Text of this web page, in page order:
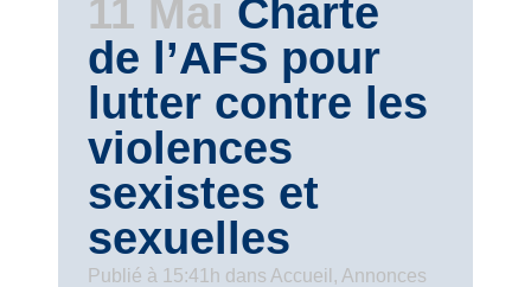
11 Mai Charte
de l’AFS pour
lutter contre les
violences
sexistes et
sexuelles
Publié à 15:41h dans Accueil , Annonces